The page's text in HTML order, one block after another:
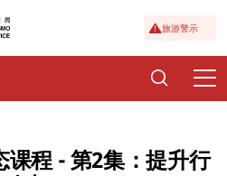
旅游警示
程 - 第2集：提升行